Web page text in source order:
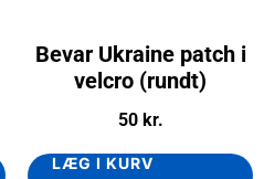
Bevar Ukraine patch i
velcro (rundt)
50 kr.
LÆG I KURV